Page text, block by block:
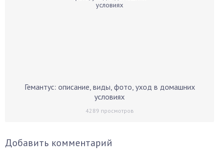
Гемантус: описание, виды, фото, уход в домашних
условиях
4289 просмотров
Добавить комментарий